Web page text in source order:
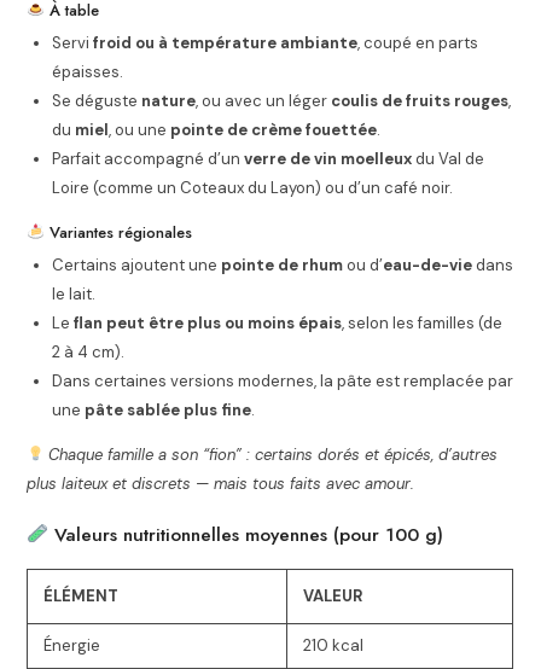
À table
Servifroid ou à température ambiante, coupé en parts
épaisses.
Se déguste nature, ou avec un léger coulis de fruits rouges,
du miel, ou une pointe de crème fouettée.
Parfait accompagné d’unverre de vin moelleuxdu Val de
Loire (comme un Coteaux du Layon) ou d’un café noir.
Variantes régionales
Certains ajoutent une pointe de rhumou d’eau-de-viedans
le lait.
Leflan peut être plus ou moins épais, selon les familles (de
2 à 4 cm).
Dans certaines versions modernes, la pâte est remplacée par
une pâte sablée plus fine.
Chaque famille a son “fion” : certains dorés et épicés, d’autres
plus laiteux et discrets — mais tous faits avec amour.
Valeurs nutritionnelles moyennes (pour 100 g)
ÉLÉMENT VALEUR
Énergie 210 kcal